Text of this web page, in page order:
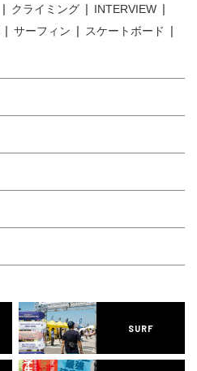
クライミング
INTERVIEW
サーフィン
スケートボード
SURF